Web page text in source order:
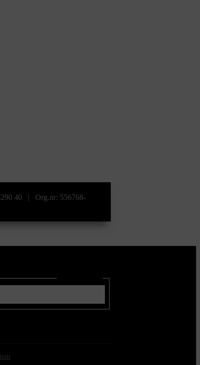
290 40 | Org.nr: 556768-